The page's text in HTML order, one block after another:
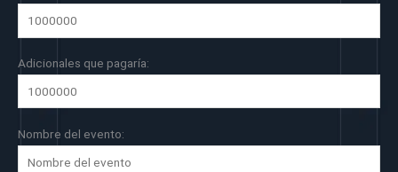
Adicionales que pagaría:
Nombre del evento: